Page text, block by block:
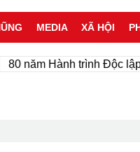
MEDIA XÃ HỘI
Hành trình Độc lập - Tự